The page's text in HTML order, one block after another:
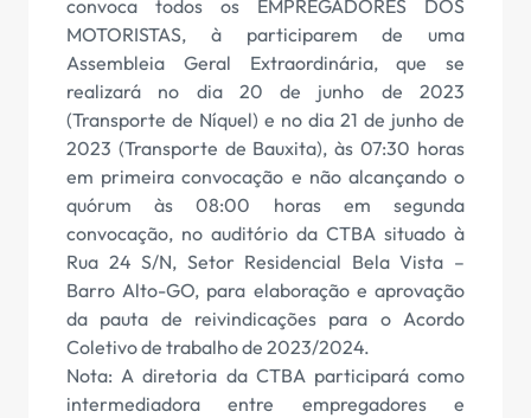
convoca todos os EMPREGADORES DOS
MOTORISTAS, à participarem de uma
Assembleia Geral Extraordinária, que se
realizará no dia 20 de junho de 2023
(Transporte de Níquel) e no dia 21 de junho de
2023 (Transporte de Bauxita), às 07:30 horas
em primeira convocação e não alcançando o
quórum às 08:00 horas em segunda
convocação, no auditório da CTBA situado à
Rua 24 S/N, Setor Residencial Bela Vista –
Barro Alto-GO, para elaboração e aprovação
da pauta de reivindicações para o Acordo
Coletivo de trabalho de 2023/2024.
Nota: A diretoria da CTBA participará como
intermediadora entre empregadores e